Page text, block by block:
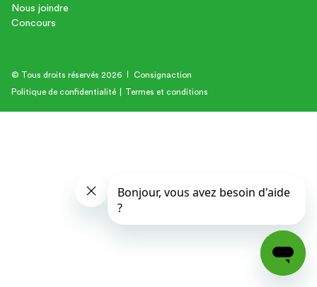
Nous joindre
Concours
© Tous droits réservés 2026
Consignaction
Politique de confidentialité
Termes et conditions